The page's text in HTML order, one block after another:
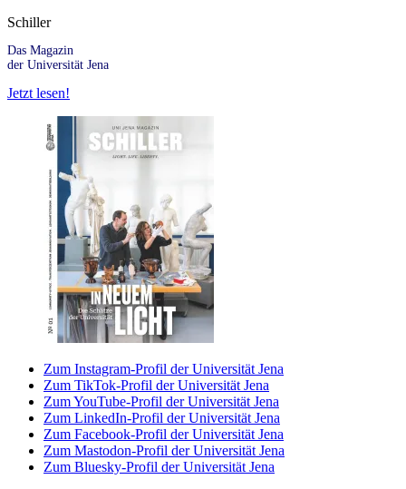
Schiller
Das Magazin
der Universität Jena
Jetzt lesen!
Zum Instagram-Profil der Universität Jena
Zum TikTok-Profil der Universität Jena
Zum YouTube-Profil der Universität Jena
Zum LinkedIn-Profil der Universität Jena
Zum Facebook-Profil der Universität Jena
Zum Mastodon-Profil der Universität Jena
Zum Bluesky-Profil der Universität Jena